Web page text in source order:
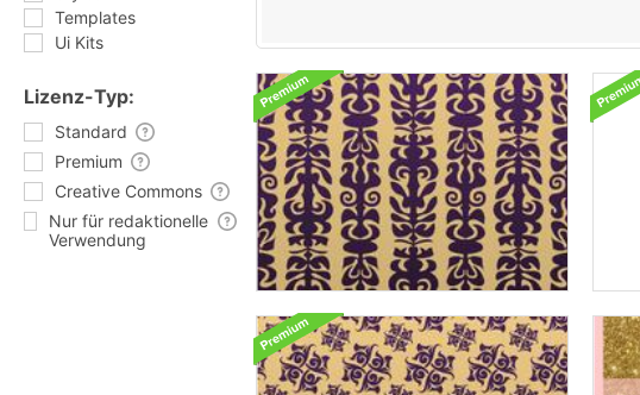
Templates
Ui Kits
Lizenz-Typ:
Standard
Premium
Creative Commons
Nur für redaktionelle
Verwendung